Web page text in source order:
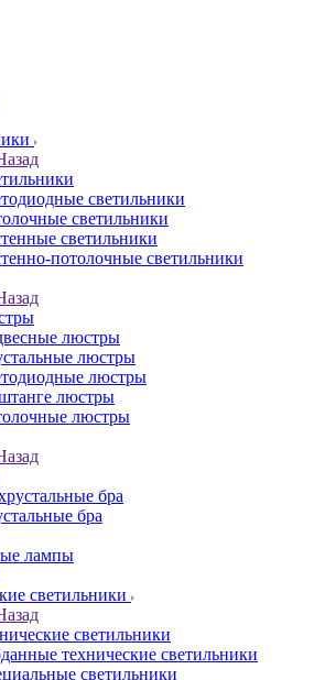
светильники
светильники
светильники
потолочные светильники
люстры
люстры
люстры
люстры
люстры
бра
бра
лампы
светильники
светильники
технические светильники
светильники